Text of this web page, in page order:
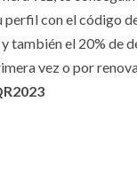
perfil con el código
y también el 20% de
vez o por